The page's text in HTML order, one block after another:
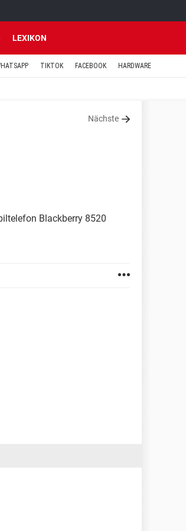
LEXIKON
TIKTOK FACEBOOK HARDWARE
Nächste
Blackberry 8520